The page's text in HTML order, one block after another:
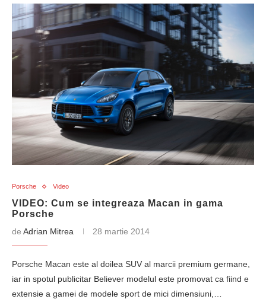
Porsche Video
VIDEO: Cum se integreaza Macan in gama
Porsche
de Adrian Mitrea 28 martie 2014
Porsche Macan este al doilea SUV al marcii premium germane,
iar in spotul publicitar Believer modelul este promovat ca fiind e
extensie a gamei de modele sport de mici dimensiuni,…